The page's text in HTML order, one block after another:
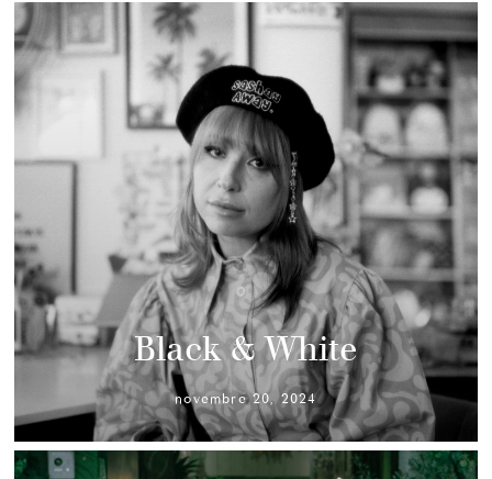
Black & White
novembre 20, 2024